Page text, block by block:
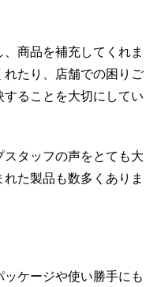
商品を補充してくれま
たり、店舗での困りご
ることを大切にしてい
タッフの声をとても大
た製品も数多くありま
ケージや使い勝手にも